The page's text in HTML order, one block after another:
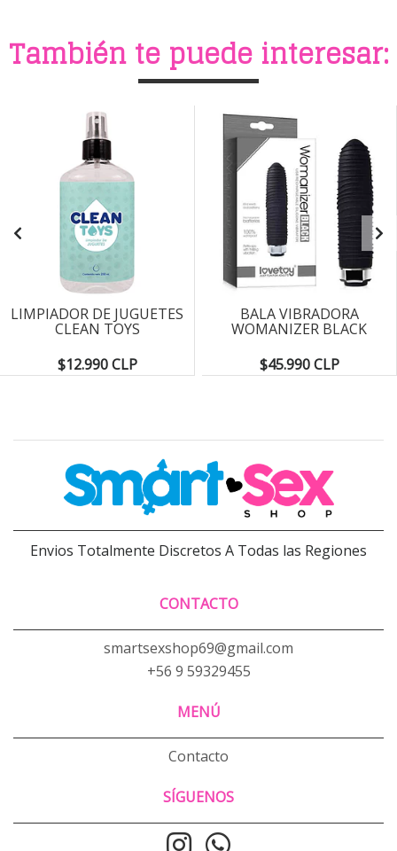
También te puede interesar:
LIMPIADOR DE JUGUETES
CLEAN TOYS
$12.990 CLP
BALA VIBRADORA
WOMANIZER BLACK
$45.990 CLP
Envios Totalmente Discretos A Todas las Regiones
CONTACTO
smartsexshop69@gmail.com
+56 9 59329455
MENÚ
Contacto
SÍGUENOS